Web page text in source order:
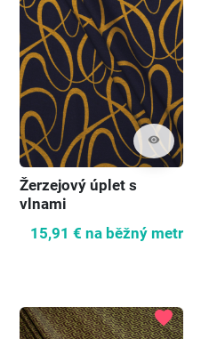
visibility
Žerzejový úplet s
vlnami
15,91 € na běžný metr
favorite